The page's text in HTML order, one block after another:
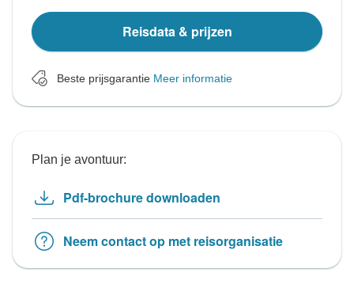
Reisdata & prijzen
Beste prijsgarantie Meer informatie
Plan je avontuur:
Pdf-brochure downloaden
Neem contact op met reisorganisatie